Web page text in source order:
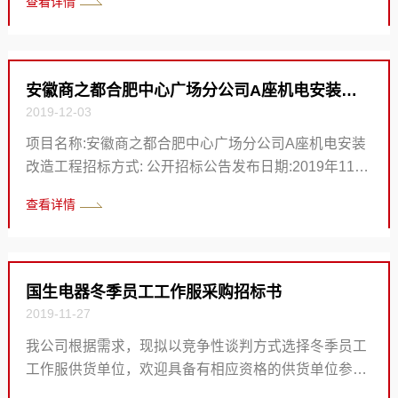
司ABC座门头及连廊亮化工程 中标单位：合肥奇名商贸
（小写）： ￥88517 元 招标人名称：安徽商之都股份
有限公司合肥中心广场分公司 安徽商之都股份有限公司
合肥中心广场分公司 2019年12月5日
安徽商之都合肥中心广场分公司A座机电安装改造工程中标...
2019-12-03
项目名称:安徽商之都合肥中心广场分公司A座机电安装
改造工程招标方式: 公开招标公告发布日期:2019年11月
安徽省科工机电智能工程有限公司投标报价:人民币肆拾
二中标人候选人名称: 安徽三三建设工程有限公司 投标
报价:人民币肆拾伍万壹仟贰佰玖拾柒元捌角柒分(小写:
式向安徽商之都股份有限责任公司提出质疑。联系方
式：张工...
查看详情
国生电器冬季员工工作服采购招标书
2019-11-27
我公司根据需求，现拟以竞争性谈判方式选择冬季员工
工作服供货单位，欢迎具备有相应资格的供货单位参加